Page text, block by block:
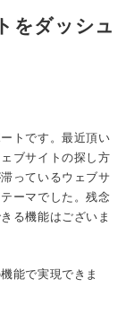
をダッシュ
トです。最近頂い
ブサイトの探し方
っているウェブサ
ーマでした。残念
る機能はございま
能で実現できま